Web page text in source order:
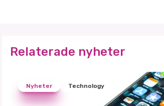
Relaterade nyheter
Nyheter Technology